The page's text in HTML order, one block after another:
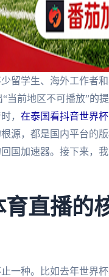
留学生、海外工作者
当前地区不可播放”的
， 在泰国看抖音世界
源，都是国内平台
国加速器。接下来，
直播的
一种。比如去年世界杯